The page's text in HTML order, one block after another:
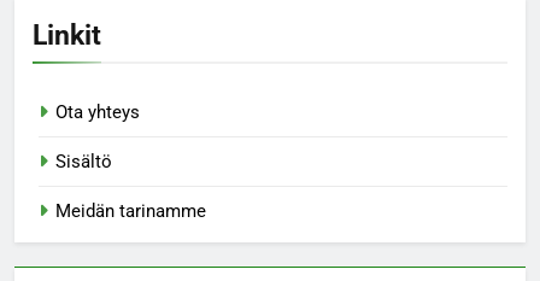
Linkit
Ota yhteys
Sisältö
Meidän tarinamme